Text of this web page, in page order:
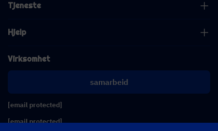
Tjeneste
Hjelp
Virksomhet
samarbeid
[email protected]
[email protected]